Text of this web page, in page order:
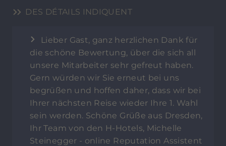
DES DÉTAILS INDIQUENT
Lieber Gast, ganz herzlichen Dank für
die schöne Bewertung, über die sich all
unsere Mitarbeiter sehr gefreut haben.
Gern würden wir Sie erneut bei uns
begrüßen und hoffen daher, dass wir bei
Ihrer nächsten Reise wieder Ihre 1. Wahl
sein werden. Schöne Grüße aus Dresden,
Ihr Team von den H-Hotels, Michelle
Steinegger - online Reputation Assistent